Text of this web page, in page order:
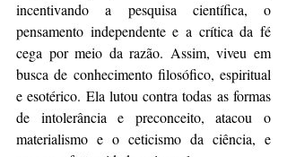
incentivando a pesquisa científica, o
pensamento independente e a crítica da fé
cega por meio da razão. Assim, viveu em
busca de conhecimento filosófico, espiritual
e esotérico. Ela lutou contra todas as formas
de intolerância e preconceito, atacou o
materialismo e o ceticismo da ciência, e